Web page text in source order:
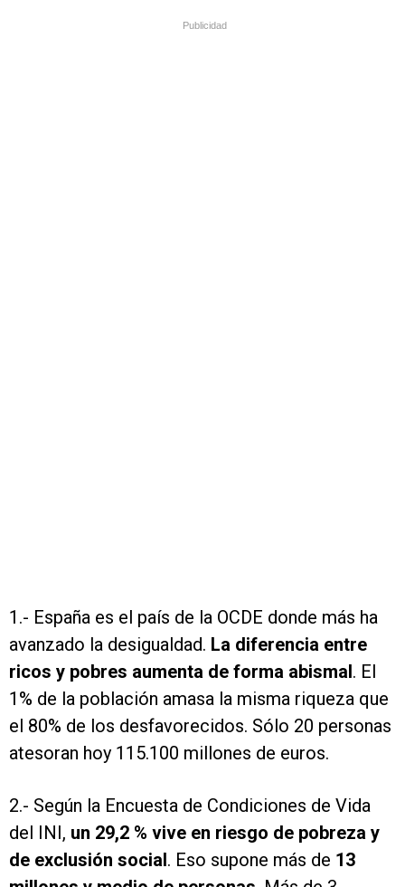
Publicidad
1.- España es el país de la OCDE donde más ha
avanzado la desigualdad. La diferencia entre
ricos y pobres aumenta de forma abismal. El
1% de la población amasa la misma riqueza que
el 80% de los desfavorecidos. Sólo 20 personas
atesoran hoy 115.100 millones de euros.
2.- Según la Encuesta de Condiciones de Vida
del INI, un 29,2 % vive en riesgo de pobreza y
de exclusión social. Eso supone más de 13